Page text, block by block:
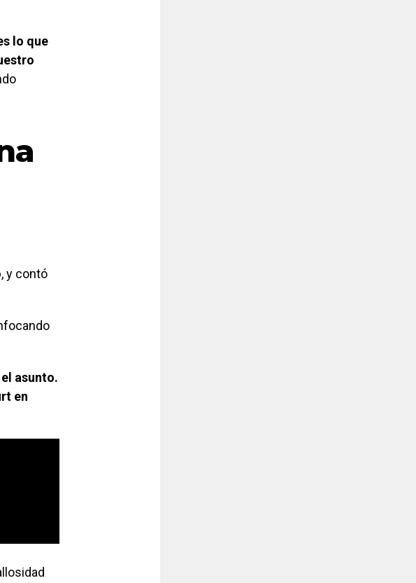
lo que
, y contó
asunto.
en